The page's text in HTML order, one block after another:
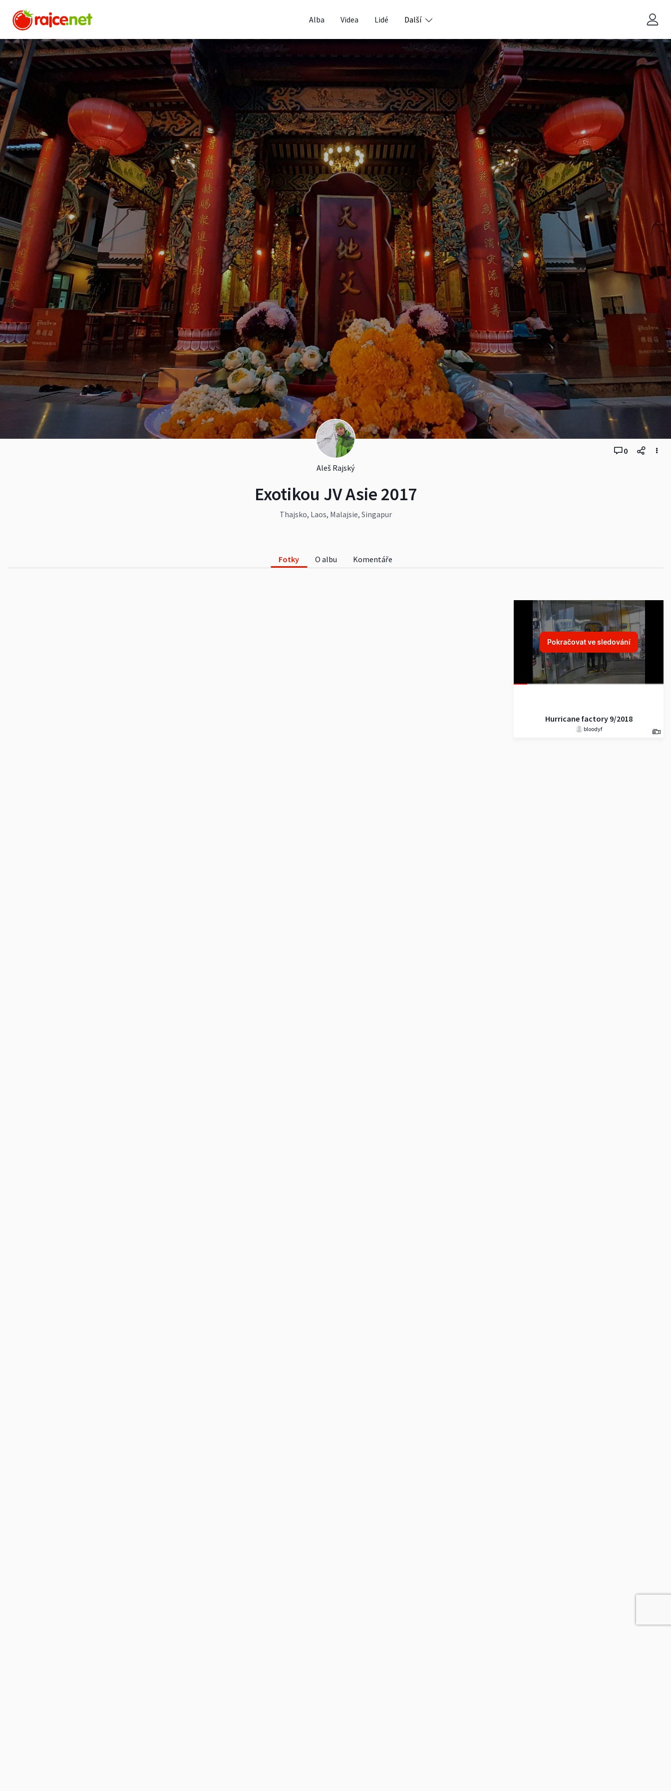
Alba Videa Lidé Další
Aleš Rajský
Exotikou JV Asie 2017
Thajsko, Laos, Malajsie, Singapur
0
Fotky O albu Komentáře
Pokračovat ve sledování
Hurricane factory 9/2018
bloodyf